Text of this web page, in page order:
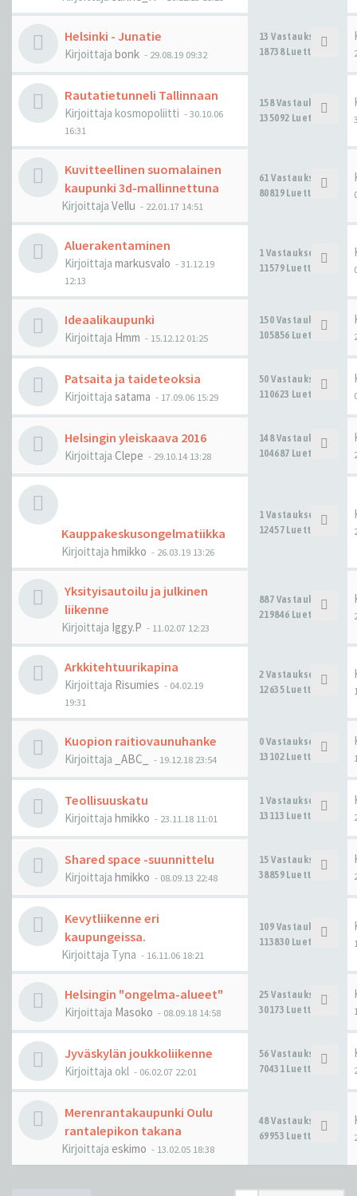
Helsinki - Junatie
Kirjoittaja bonk - 29.08.19 09:32
13 Vastaukset
18738 Luettu
Rautatietunneli Tallinnaan
Kirjoittaja kosmopoliitti -30.10.06
16:31
158 Vastaukset
135092 Luettu
Kuvitteellinen suomalainen
kaupunki 3d-mallinnettuna
Kirjoittaja Vellu - 22.01.17 14:51
61 Vastaukset
80819 Luettu
Aluerakentaminen
Kirjoittaja markusvalo -31.12.19
12:13
1 Vastaukset
11579 Luettu
Ideaalikaupunki
Kirjoittaja Hmm - 15.12.12 01:25
150 Vastaukset
105856 Luettu
Patsaita ja taideteoksia
Kirjoittaja satama - 17.09.06 15:29
50 Vastaukset
110623 Luettu
Helsingin yleiskaava 2016
Kirjoittaja Clepe - 29.10.14 13:28
148 Vastaukset
104687 Luettu
Kauppakeskusongelmatiikka
Kirjoittaja hmikko - 26.03.19 13:26
1 Vastaukset
12457 Luettu
Yksityisautoilu ja julkinen
liikenne
Kirjoittaja Iggy.P - 11.02.07 12:23
887 Vastaukset
219846 Luettu
Arkkitehtuurikapina
Kirjoittaja Risumies - 04.02.19
19:31
2 Vastaukset
12635 Luettu
Kuopion raitiovaunuhanke
Kirjoittaja _ABC_ - 19.12.18 23:54
0 Vastaukset
13102 Luettu
Teollisuuskatu
Kirjoittaja hmikko - 23.11.18 11:01
1 Vastaukset
13113 Luettu
Shared space -suunnittelu
Kirjoittaja hmikko - 08.09.13 22:48
15 Vastaukset
38859 Luettu
Kevytliikenne eri
kaupungeissa.
Kirjoittaja Tyna - 16.11.06 18:21
109 Vastaukset
113830 Luettu
Helsingin "ongelma-alueet"
Kirjoittaja Masoko - 08.09.18 14:58
25 Vastaukset
30173 Luettu
Jyväskylän joukkoliikenne
Kirjoittaja okl - 06.02.07 22:01
56 Vastaukset
70431 Luettu
Merenrantakaupunki Oulu
rantalepikon takana
Kirjoittaja eskimo - 13.02.05 18:38
48 Vastaukset
69953 Luettu